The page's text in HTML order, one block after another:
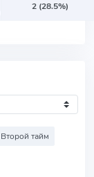
2 (28.5%)
Второй тайм